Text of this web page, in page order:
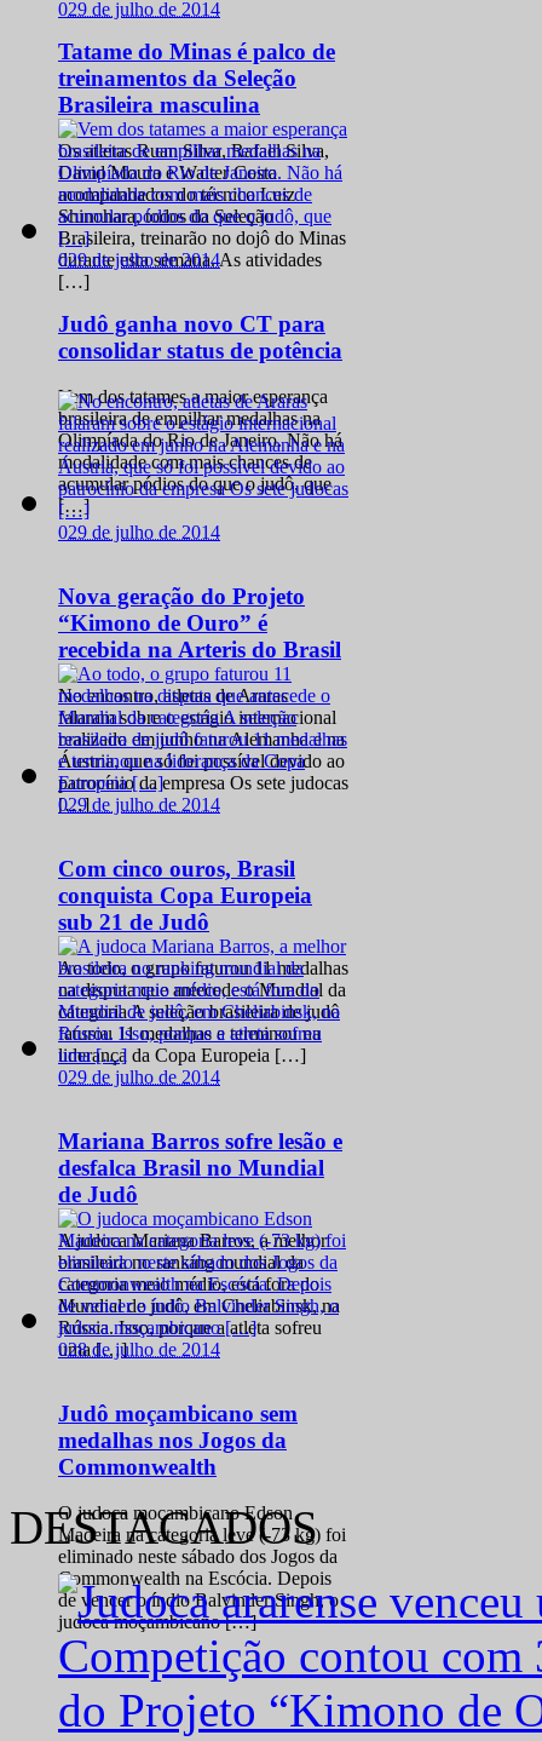
029 de julho de 2014
Tatame do Minas é palco de
treinamentos da Seleção
Brasileira masculina
Os atletas Ruan Silva, Rafael Silva,
David Moura e Walter Costa
acompanhados do técnico Luiz
Shinohara, todos da Seleção
Brasileira, treinarão no dojô do Minas
durante esta semana. As atividades
[…]
029 de julho de 2014
Judô ganha novo CT para
consolidar status de potência
Vem dos tatames a maior esperança
brasileira de empilhar medalhas na
Olimpíada do Rio de Janeiro. Não há
modalidade com mais chances de
acumular pódios do que o judô, que
[…]
029 de julho de 2014
Nova geração do Projeto
“Kimono de Ouro” é
recebida na Arteris do Brasil
No encontro, atletas de Araras
falaram sobre o estágio internacional
realizado em junho na Alemanha e na
Áustria, que só foi possível devido ao
patrocínio da empresa Os sete judocas
[…]
029 de julho de 2014
Com cinco ouros, Brasil
conquista Copa Europeia
sub 21 de Judô
Ao todo, o grupo faturou 11 medalhas
na disputa que antecede o Mundial da
categoria A seleção brasileira de judô
faturou 11 medalhas e terminou na
liderança da Copa Europeia […]
029 de julho de 2014
Mariana Barros sofre lesão e
desfalca Brasil no Mundial
de Judô
A judoca Mariana Barros, a melhor
brasileira no ranking mundial da
categoria meio médio, está fora do
Mundial de judô, em Cheliabinsk, na
Rússia. Isso, porque a atleta sofreu
uma […]
028 de julho de 2014
Judô moçambicano sem
medalhas nos Jogos da
Commonwealth
O judoca moçambicano Edson
Madeira na categoria leve (-73 kg) foi
eliminado neste sábado dos Jogos da
Commonwealth na Escócia. Depois
de vencer o índio Balvinder Singh, o
judoca moçambicano […]
DESTACADOS